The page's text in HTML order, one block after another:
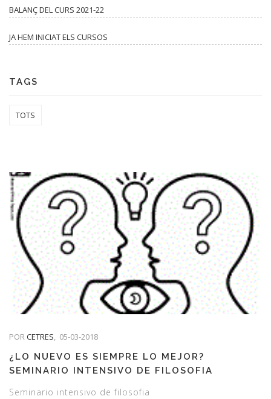
BALANÇ DEL CURS 2021-22
JA HEM INICIAT ELS CURSOS
TAGS
TOTS
PORCETRES, 05-03-2018
¿LO NUEVO ES SIEMPRE LO MEJOR?
SEMINARIO INTENSIVO DE FILOSOFIA
Seminario intensivo de filosofia